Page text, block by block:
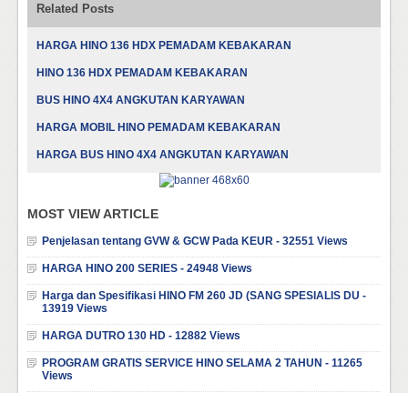
Related Posts
HARGA HINO 136 HDX PEMADAM KEBAKARAN
HINO 136 HDX PEMADAM KEBAKARAN
BUS HINO 4X4 ANGKUTAN KARYAWAN
HARGA MOBIL HINO PEMADAM KEBAKARAN
HARGA BUS HINO 4X4 ANGKUTAN KARYAWAN
MOST VIEW ARTICLE
Penjelasan tentang GVW & GCW Pada KEUR - 32551 Views
HARGA HINO 200 SERIES - 24948 Views
Harga dan Spesifikasi HINO FM 260 JD (SANG SPESIALIS DU -
13919 Views
HARGA DUTRO 130 HD - 12882 Views
PROGRAM GRATIS SERVICE HINO SELAMA 2 TAHUN - 11265
Views